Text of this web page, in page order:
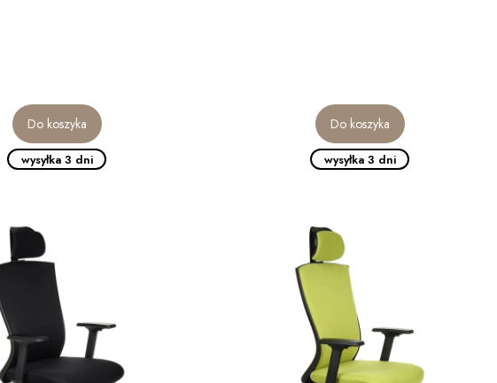
Do koszyka
wysyłka 3 dni
Do koszyka
wysyłka 3 dni